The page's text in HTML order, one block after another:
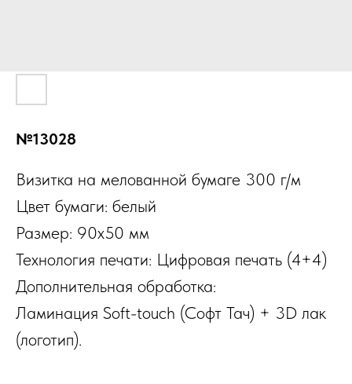
№13028
Визитка на мелованной бумаге 300 г/м
Цвет бумаги: белый
Размер: 90х50 мм
Технология печати: Цифровая печать (4+4)
Дополнительная обработка:
Ламинация Soft-touch (Софт Тач) + 3D лак
(логотип).